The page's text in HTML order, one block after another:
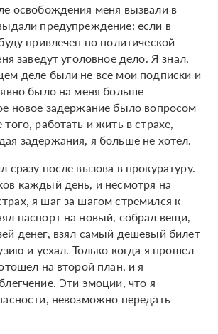
освобождения меня вызвали в
предупреждение: если в
привлечен по политической
заведут уголовное дело. Я знал,
деле были не все мои подписки и
было на меня больше
новое задержание было вопросом
работать и жить в страхе,
задержания, я больше не хотел.
сразу после вызова в прокуратуру.
каждый день, и несмотря на
я шаг за шагом стремился к
паспорт на новый, собрал вещи,
денег, взял самый дешевый билет
и уехал. Только когда я прошел
на второй план, и я
Эти эмоции, что я
невозможно передать